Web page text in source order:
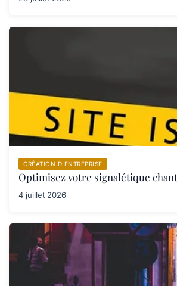
CRÉATION D’ENTREPRISE
Optimisez votre signalétique
4 juillet 2026